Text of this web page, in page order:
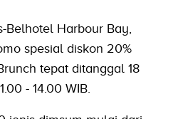
Belhotel Harbour Bay,
spesial diskon 20%
tepat ditanggal 18
- 14.00 WIB.